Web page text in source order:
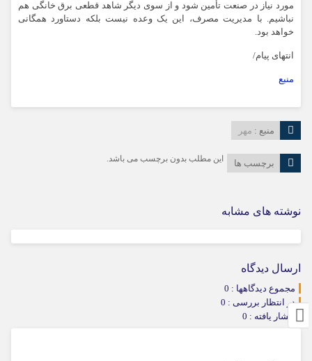
مورد نیاز در صنعت تأمین شود و از سوی دیگر شاهد قطعی برق خانگی هم
نباشیم. با مدیریت مصرف، این یک وعده نیست بلکه دستاورد همگانی
خواهد بود.
انتهای پیام/
منبع
منبع : مهر
برچسب ها این مطلب بدون برچسب می باشد.
نوشته های مشابه
ارسال دیدگاه
مجموع دیدگاهها : 0
در انتظار بررسی : 0
انتشار یافته : 0